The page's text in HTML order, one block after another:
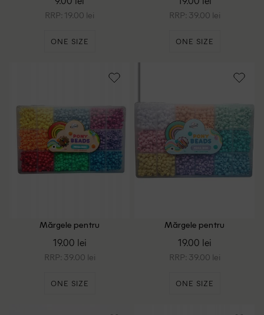
RRP: 19.00 lei
ONE SIZE
2300 piese ACTION, mix
culori
RRP: 39.00 lei
ONE SIZE
Mărgele pentru
2300 piese ACTION, mix
culori
19.00 lei
RRP: 39.00 lei
ONE SIZE
Mărgele pentru
2300 piese ACTION, mix
culori
19.00 lei
RRP: 39.00 lei
ONE SIZE